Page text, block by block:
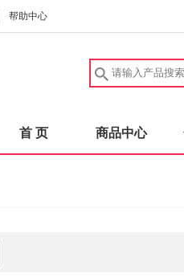
帮助中心
首 页 商品中心